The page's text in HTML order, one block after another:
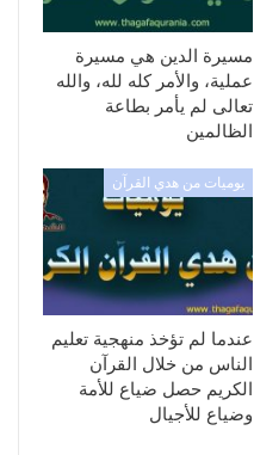
مسيرة الدين هي مسيرة
عملية، والأمر كله لله، والله
تعالى لم يأمر بطاعة
الظالمين
يوميات من هدي القرآن
عندما لم تؤخذ منهجية تعليم
الناس من خلال القرآن
الكريم حصل ضياع للأمة
وضياع للأجيال